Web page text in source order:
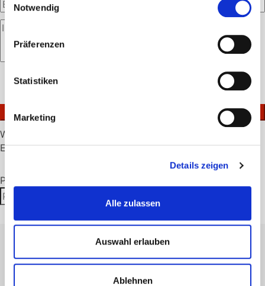
Notwendig
Präferenzen
Statistiken
Marketing
Details zeigen
Alle zulassen
Auswahl erlauben
Ablehnen
lasse
leer.
Ich akzeptiere die
Warenkorb
Es befinden sich keine Produkte im Warenkorb.
Produktsuche
Suchen
nach:
MediDidakt